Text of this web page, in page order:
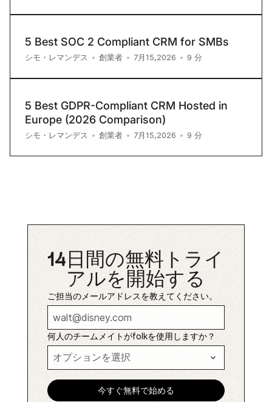
5 Best SOC 2 Compliant CRM for SMBs
シモ・レマンデス • 創業者 • 7月15,2026 • 9 分
5 Best GDPR-Compliant CRM Hosted in
Europe (2026 Comparison)
シモ・レマンデス • 創業者 • 7月15,2026 • 9 分
14日間の無料トライ
アルを開始する
ご担当のメールアドレスを教えてください。
何人のチームメイトがfolkを使用しますか？